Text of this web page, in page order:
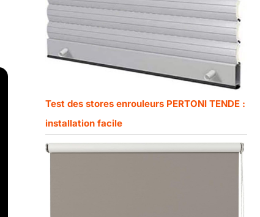
Test des stores enrouleurs PERTONI TENDE :
installation facile